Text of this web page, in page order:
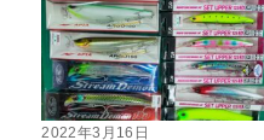
2022年3月16日